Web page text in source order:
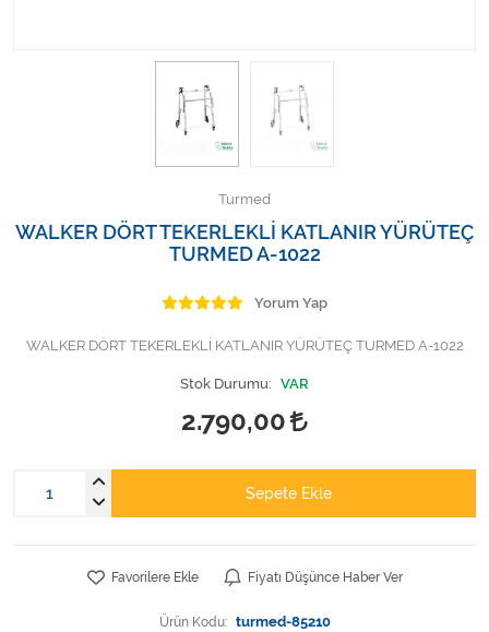
Turmed
WALKER DÖRT TEKERLEKLİ KATLANIR YÜRÜTEÇ
TURMED A-1022
Yorum Yap
WALKER DÖRT TEKERLEKLİ KATLANIR YÜRÜTEÇ TURMED A-1022
Stok Durumu: VAR
2.790,00
Sepete Ekle
Favorilere Ekle Fiyatı Düşünce Haber Ver
Ürün Kodu: turmed-85210